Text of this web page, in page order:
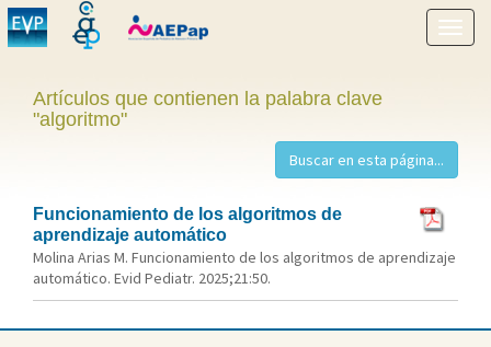
menú
Artículos que contienen la palabra clave
"algoritmo"
Funcionamiento de los algoritmos de
aprendizaje automático
Molina Arias M. Funcionamiento de los algoritmos de aprendizaje
automático. Evid Pediatr. 2025;21:50.